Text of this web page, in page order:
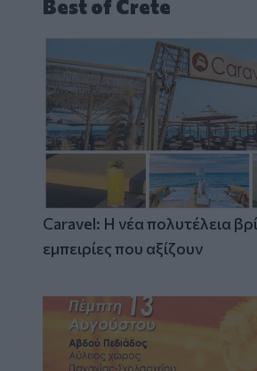
Best of Crete
Caravel: Η νέα πολυτέλεια
εμπειρίες που αξίζουν